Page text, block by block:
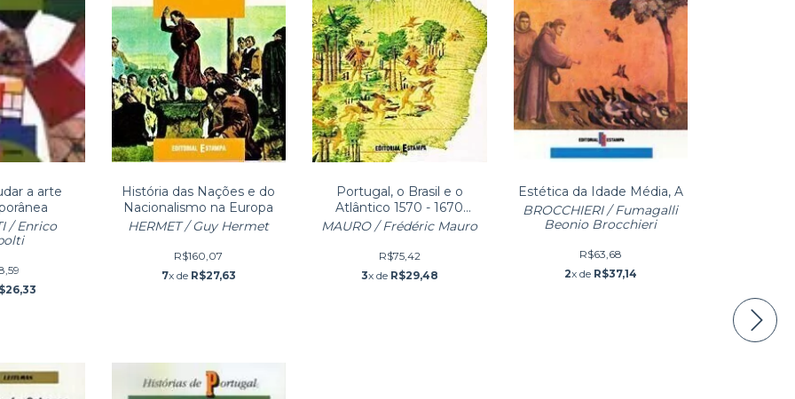
a arte
/ Enrico
História das Nações e do
Nacionalismo na Europa
HERMET / Guy Hermet
R$160,07
7x de R$27,63
Portugal, o Brasil e o
Atlântico 1570 - 1670
Volume I
MAURO / Frédéric Mauro
R$75,42
3x de R$29,48
Estética da Idade Média, A
BROCCHIERI / Fumagalli
Beonio Brocchieri
R$63,68
2x de R$37,14